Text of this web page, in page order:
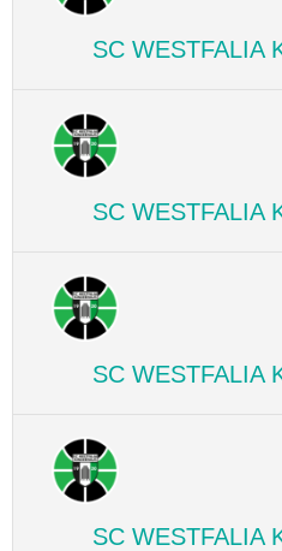
SC WESTFALIA
SC WESTFALIA
SC WESTFALIA
SC WESTFALIA